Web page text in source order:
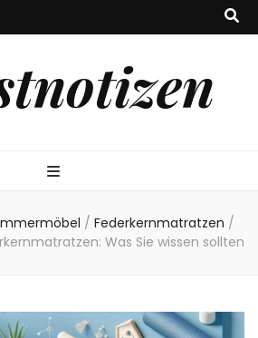
/ Federkernmatratzen /
Was Sie wissen sollten